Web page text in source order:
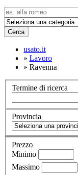
Cerca
usato.it
» Lavoro
» Ravenna
Termine di ricerca
Provincia
Prezzo
Minimo
Massimo